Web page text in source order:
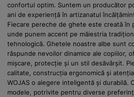
confortul optim. Suntem un producător
ani de experiență în artizanatul
Fiecare pereche de ghete este creată în
unde punem accent pe măiestria
tehnologică. Ghetele noastre albe sunt
răspunde nevoilor dinamice ale copiilor,
mișcare, protecție și un stil desăvârșit.
calitate, construcția ergonomică și
WOJAS o alegere inteligentă și durabilă.
modele, potrivite pentru diverse